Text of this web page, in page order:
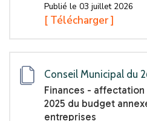
Publié le 03 juillet 2026
[ Télécharger ]
Conseil Municipal du
Finances -
2025 du budget
entreprises